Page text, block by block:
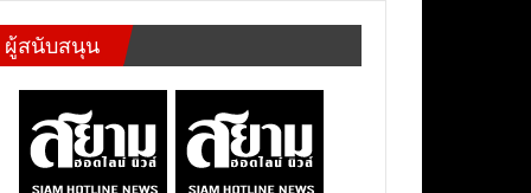
ผู้สนับสนุน